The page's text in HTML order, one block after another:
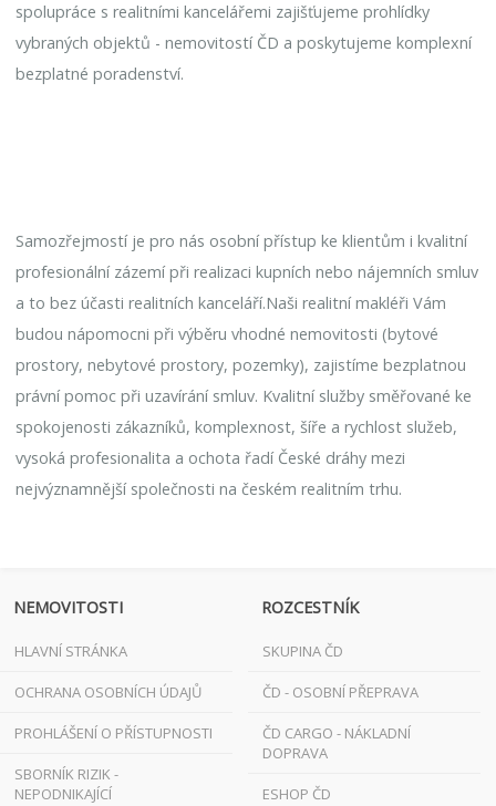
spolupráce s realitními kancelářemi zajišťujeme prohlídky
vybraných objektů - nemovitostí ČD a poskytujeme komplexní
bezplatné poradenství.
Samozřejmostí je pro nás osobní přístup ke klientům i kvalitní
profesionální zázemí při realizaci kupních nebo nájemních smluv
a to bez účasti realitních kanceláří.Naši realitní makléři Vám
budou nápomocni při výběru vhodné nemovitosti (bytové
prostory, nebytové prostory, pozemky), zajistíme bezplatnou
právní pomoc při uzavírání smluv. Kvalitní služby směřované ke
spokojenosti zákazníků, komplexnost, šíře a rychlost služeb,
vysoká profesionalita a ochota řadí České dráhy mezi
nejvýznamnější společnosti na českém realitním trhu.
NEMOVITOSTI
HLAVNÍ STRÁNKA
OCHRANA OSOBNÍCH ÚDAJŮ
PROHLÁŠENÍ O PŘÍSTUPNOSTI
SBORNÍK RIZIK -
NEPODNIKAJÍCÍ
ROZCESTNÍK
SKUPINA ČD
ČD - OSOBNÍ PŘEPRAVA
ČD CARGO - NÁKLADNÍ
DOPRAVA
ESHOP ČD